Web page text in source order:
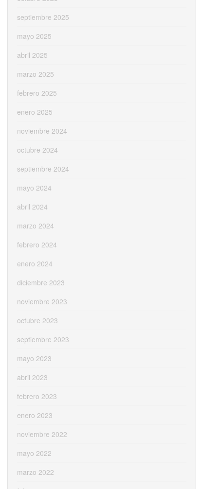
septiembre 2025
mayo 2025
abril 2025
marzo 2025
febrero 2025
enero 2025
noviembre 2024
octubre 2024
septiembre 2024
mayo 2024
abril 2024
marzo 2024
febrero 2024
enero 2024
diciembre 2023
noviembre 2023
octubre 2023
septiembre 2023
mayo 2023
abril 2023
febrero 2023
enero 2023
noviembre 2022
mayo 2022
marzo 2022